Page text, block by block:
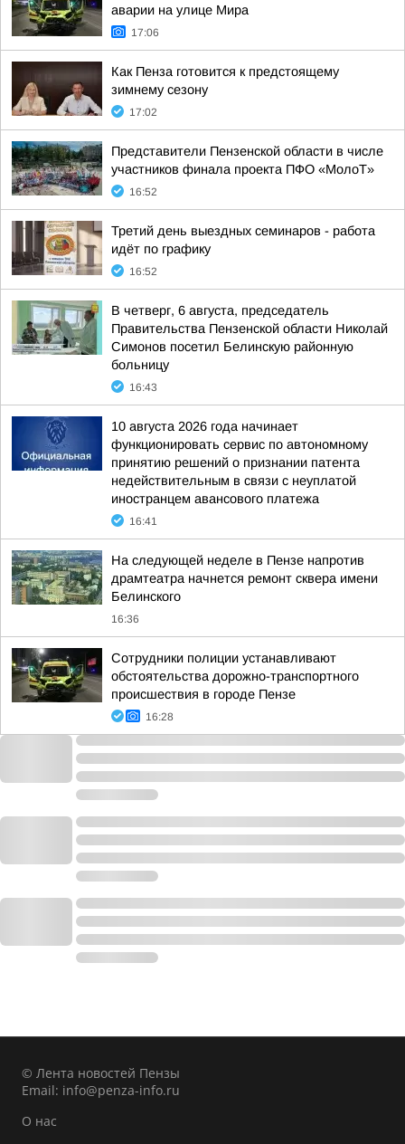
аварии на улице Мира
17:06
Как Пенза готовится к предстоящему
зимнему сезону
17:02
Представители Пензенской области в числе
участников финала проекта ПФО «МолоТ»
16:52
Третий день выездных семинаров - работа
идёт по графику
16:52
В четверг, 6 августа, председатель
Правительства Пензенской области Николай
Симонов посетил Белинскую районную
больницу
16:43
10 августа 2026 года начинает
функционировать сервис по автономному
принятию решений о признании патента
недействительным в связи с неуплатой
иностранцем авансового платежа
16:41
На следующей неделе в Пензе напротив
драмтеатра начнется ремонт сквера имени
Белинского
16:36
Сотрудники полиции устанавливают
обстоятельства дорожно-транспортного
происшествия в городе Пензе
16:28
© Лента новостей Пензы
Email: info@penza-info.ru
О нас